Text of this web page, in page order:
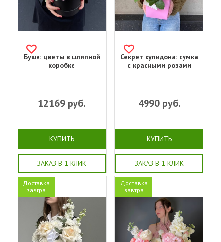
Буше: цветы в шляпной
коробке
12169руб.
КУПИТЬ
ЗАКАЗ В 1 КЛИК
Секрет купидона: сумка
с красными розами
4990руб.
КУПИТЬ
ЗАКАЗ В 1 КЛИК
Доставка
завтра
Доставка
завтра